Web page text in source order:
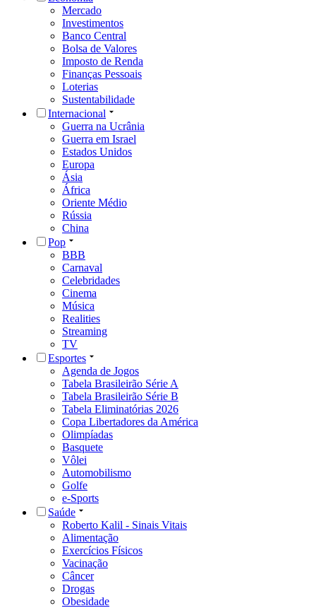
Mercado
Investimentos
Banco Central
Bolsa de Valores
Imposto de Renda
Finanças Pessoais
Loterias
Sustentabilidade
Internacional
Guerra na Ucrânia
Guerra em Israel
Estados Unidos
Europa
Ásia
África
Oriente Médio
Rússia
China
Pop
BBB
Carnaval
Celebridades
Cinema
Música
Realities
Streaming
TV
Esportes
Agenda de Jogos
Tabela Brasileirão Série A
Tabela Brasileirão Série B
Tabela Eliminatórias 2026
Copa Libertadores da América
Olimpíadas
Basquete
Vôlei
Automobilismo
Golfe
e-Sports
Saúde
Roberto Kalil - Sinais Vitais
Alimentação
Exercícios Físicos
Vacinação
Câncer
Drogas
Obesidade